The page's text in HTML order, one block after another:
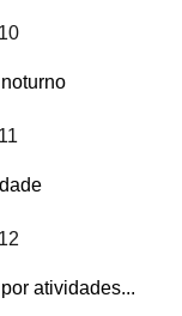
atividades...